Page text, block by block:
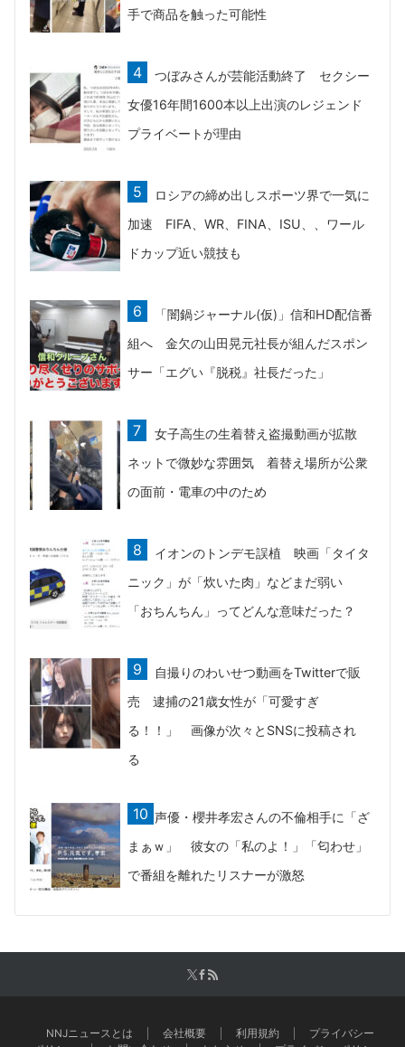
手で商品を触った可能性
つぼみさんが芸能活動終了 セクシー
女優16年間1600本以上出演のレジェンド
プライベートが理由
ロシアの締め出しスポーツ界で一気に
加速 FIFA、WR、FINA、ISU、、ワール
ドカップ近い競技も
「闇鍋ジャーナル(仮)」信和HD配信番
組へ 金欠の山田晃元社長が組んだスポン
サー「エグい『脱税』社長だった」
女子高生の生着替え盗撮動画が拡散
ネットで微妙な雰囲気 着替え場所が公衆
の面前・電車の中のため
イオンのトンデモ誤植 映画「タイタ
ニック」が「炊いた肉」などまだ弱い
「おちんちん」ってどんな意味だった？
自撮りのわいせつ動画をTwitterで販
売 逮捕の21歳女性が「可愛すぎ
る！！」 画像が次々とSNSに投稿され
る
声優・櫻井孝宏さんの不倫相手に「ざ
まぁｗ」 彼女の「私のよ！」「匂わせ」
で番組を離れたリスナーが激怒
NNJニュースとは 会社概要 利用規約
プライバシー